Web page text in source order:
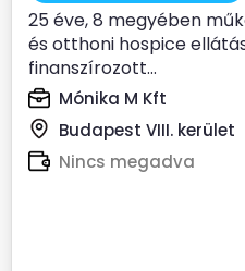
25 éve, 8 megyében
és otthoni hospice
finanszírozott...
Mónika M Kft
Budapest VIII. kerület
Nincs megadva